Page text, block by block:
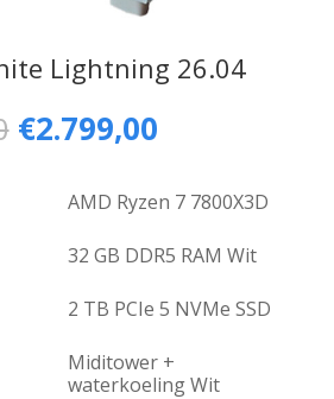
Lightning 26.04
Oorspronkelijke
prijs
€2.999,00.
€2.799,00Huidige
prijs
€2.799,00.
AMD Ryzen 7 7800X3D
32 GB DDR5 RAM Wit
2 TB PCIe 5 NVMe SSD
Miditower +
waterkoeling Wit